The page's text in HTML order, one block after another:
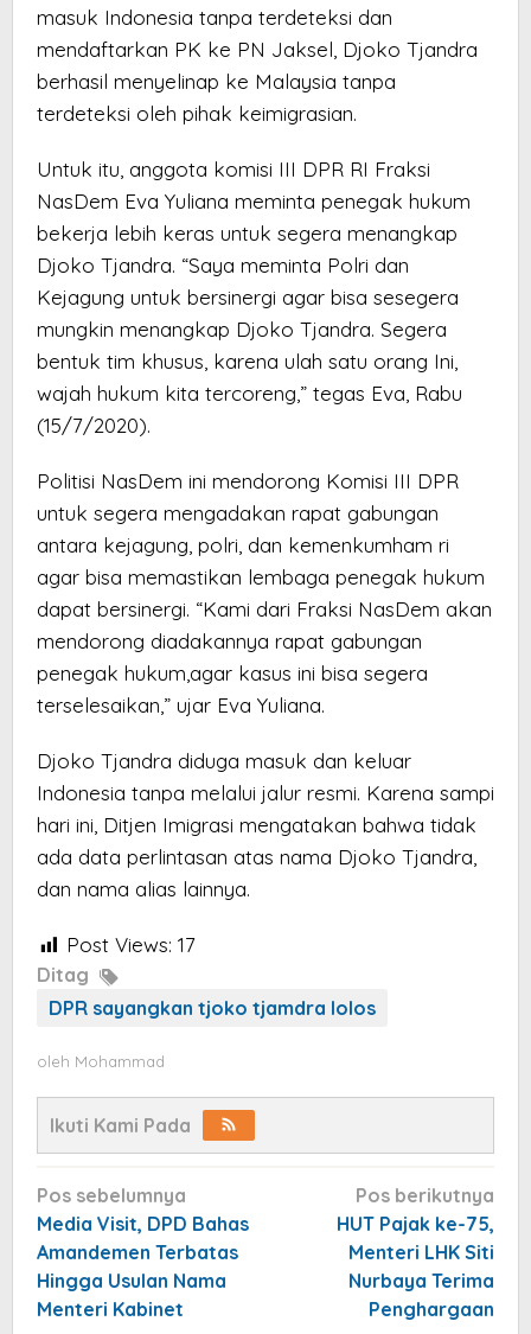
masuk Indonesia tanpa terdeteksi dan
mendaftarkan PK ke PN Jaksel, Djoko Tjandra
berhasil menyelinap ke Malaysia tanpa
terdeteksi oleh pihak keimigrasian.
Untuk itu, anggota komisi III DPR RI Fraksi
NasDem Eva Yuliana meminta penegak hukum
bekerja lebih keras untuk segera menangkap
Djoko Tjandra. “Saya meminta Polri dan
Kejagung untuk bersinergi agar bisa sesegera
mungkin menangkap Djoko Tjandra. Segera
bentuk tim khusus, karena ulah satu orang Ini,
wajah hukum kita tercoreng,” tegas Eva, Rabu
(15/7/2020).
Politisi NasDem ini mendorong Komisi III DPR
untuk segera mengadakan rapat gabungan
antara kejagung, polri, dan kemenkumham ri
agar bisa memastikan lembaga penegak hukum
dapat bersinergi. “Kami dari Fraksi NasDem akan
mendorong diadakannya rapat gabungan
penegak hukum,agar kasus ini bisa segera
terselesaikan,” ujar Eva Yuliana.
Djoko Tjandra diduga masuk dan keluar
Indonesia tanpa melalui jalur resmi. Karena sampi
hari ini, Ditjen Imigrasi mengatakan bahwa tidak
ada data perlintasan atas nama Djoko Tjandra,
dan nama alias lainnya.
Post Views: 17
Ditag
DPR sayangkan tjoko tjamdra lolos
oleh Mohammad
Ikuti Kami Pada
Navigasi
pos
Pos sebelumnya
Media Visit, DPD Bahas
Amandemen Terbatas
Hingga Usulan Nama
Menteri Kabinet
Pos berikutnya
HUT Pajak ke-75,
Menteri LHK Siti
Nurbaya Terima
Penghargaan